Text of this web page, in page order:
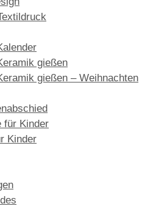
gießen
gießen – Weihnachten
für Kinder
Kinder